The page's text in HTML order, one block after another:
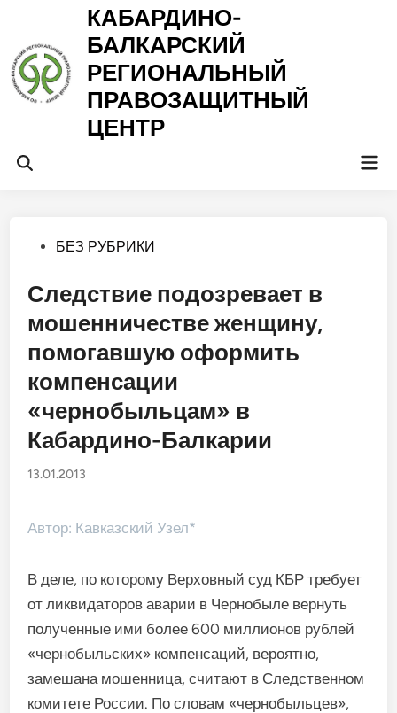
содержимому
КАБАРДИНО-
БАЛКАРСКИЙ
РЕГИОНАЛЬНЫЙ
ПРАВОЗАЩИТНЫЙ
ЦЕНТР
Открыть
Опубликовано
БЕЗ РУБРИКИ
Следствие подозревает в
мошенничестве женщину,
помогавшую оформить
компенсации
«чернобыльцам» в
Кабардино-Балкарии
13.01.2013
Автор: Кавказский Узел*
В деле, по которому Верховный суд КБР требует
от ликвидаторов аварии в Чернобыле вернуть
полученные ими более 600 миллионов рублей
«чернобыльских» компенсаций, вероятно,
замешана мошенница, считают в Следственном
комитете России. По словам «чернобыльцев»,